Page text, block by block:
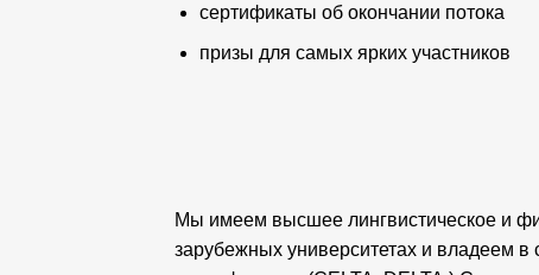
сертификаты об окончании потока
призы для самых ярких участников
Мы имеем высшее лингвистическое и
зарубежных университетах и владеем